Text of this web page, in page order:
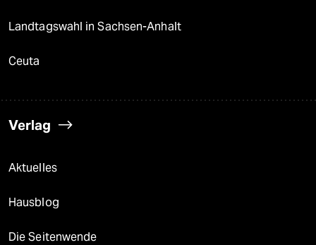
Landtagswahl in Sachsen-Anhalt
Ceuta
Verlag
Aktuelles
Hausblog
Die Seitenwende